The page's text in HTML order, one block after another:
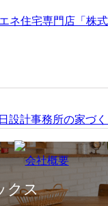
クス